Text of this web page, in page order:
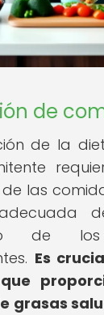
de
de la
las
de
Es
grasas